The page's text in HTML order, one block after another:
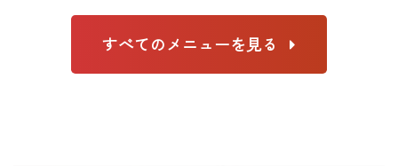
すべてのメニューを見る